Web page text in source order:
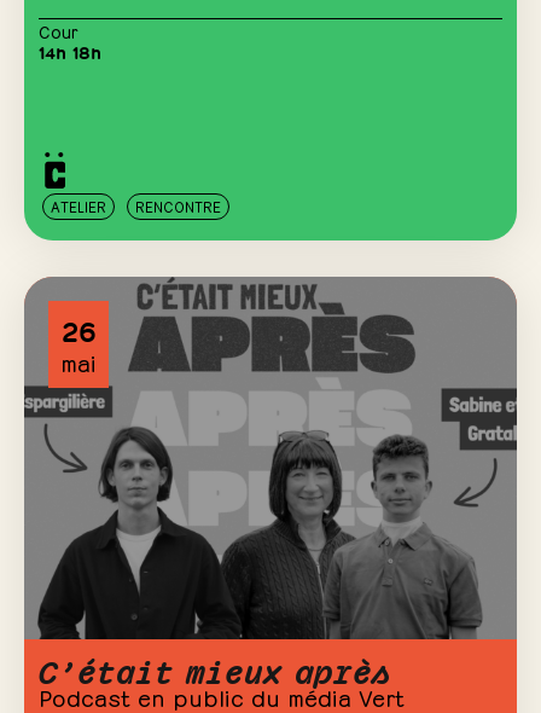
Cour
14h 18h
ATELIER RENCONTRE
26
mai
C’était mieux après
Podcast en public du média Vert